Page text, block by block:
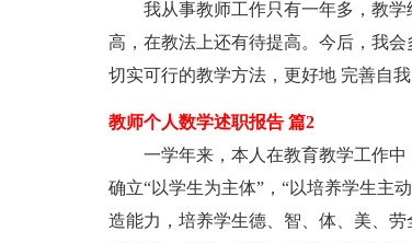
我从事教师工作只有一年多，教
高，在教法上还有待提高。今后，我
切实可行的教学方法，更好地 完善自我
教师个人数学述职报告 篇2
一学年来，本人在教育教学工作
确立“以学生为主体”，“以培养学生主
造能力，培养学生德、智、体、美、